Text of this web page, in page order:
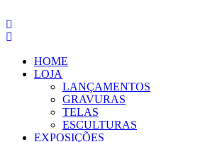
para
o
HOME
LOJA
LANÇAMENTOS
GRAVURAS
TELAS
ESCULTURAS
EXPOSIÇÕES